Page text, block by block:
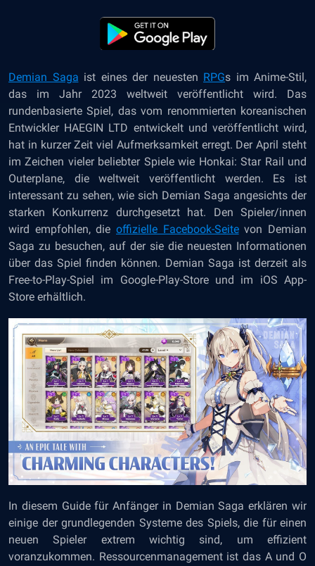
Demian Saga ist eines der neuesten RPGs im Anime-Stil,
das im Jahr 2023 weltweit veröffentlicht wird. Das
rundenbasierte Spiel, das vom renommierten koreanischen
Entwickler HAEGIN LTD entwickelt und veröffentlicht wird,
hat in kurzer Zeit viel Aufmerksamkeit erregt. Der April steht
im Zeichen vieler beliebter Spiele wie Honkai: Star Rail und
Outerplane, die weltweit veröffentlicht werden. Es ist
interessant zu sehen, wie sich Demian Saga angesichts der
starken Konkurrenz durchgesetzt hat. Den Spieler/innen
wird empfohlen, die offizielle Facebook-Seite von Demian
Saga zu besuchen, auf der sie die neuesten Informationen
über das Spiel finden können. Demian Saga ist derzeit als
Free-to-Play-Spiel im Google-Play-Store und im iOS App-
Store erhältlich.
In diesem Guide für Anfänger in Demian Saga erklären wir
einige der grundlegenden Systeme des Spiels, die für einen
neuen Spieler extrem wichtig sind, um effizient
voranzukommen. Ressourcenmanagement ist das A und O